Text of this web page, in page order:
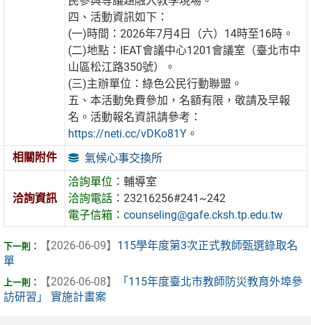
四、活動資訊如下：
(一)時間：2026年7月4日（六）14時至16時。
(二)地點：IEAT會議中心1201會議室（臺北市中
山區松江路350號）。
(三)主辦單位：綠色公民行動聯盟。
五、本活動免費參加，名額有限，敬請及早報
名。活動報名資訊請參考：
https://neti.cc/vDKo81Y 。
相關附件
氣候心事交換所
洽詢資訊
洽詢單位：輔導室
洽詢電話：23216256#241~242
電子信箱：counseling@gafe.cksh.tp.edu.tw
【2026-06-09】 115學年度第3次正式教師甄選錄取名
單
【2026-06-08】
「115年度臺北市教師防災教育外埠參
訪研習」 實施計畫案